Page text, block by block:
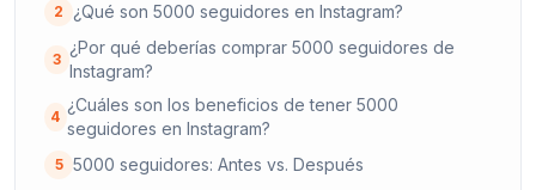
2 ¿Qué son 5000 seguidores en Instagram?
3
¿Por qué deberías comprar 5000 seguidores de
Instagram?
4
¿Cuáles son los beneficios de tener 5000
seguidores en Instagram?
5 5000 seguidores: Antes vs. Después